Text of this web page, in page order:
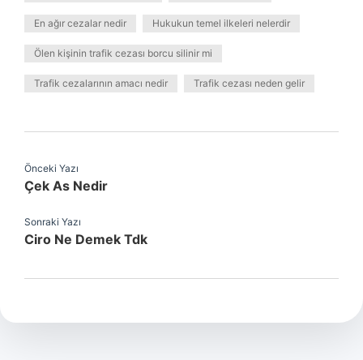
En ağır cezalar nedir Hukukun temel ilkeleri nelerdir
Ölen kişinin trafik cezası borcu silinir mi
Trafik cezalarının amacı nedir Trafik cezası neden gelir
Önceki Yazı
Çek As Nedir
Sonraki Yazı
Ciro Ne Demek Tdk